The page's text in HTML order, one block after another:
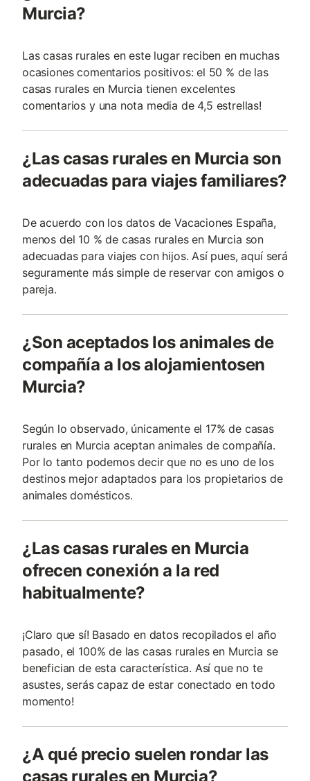
Murcia?
Las casas rurales en este lugar reciben en muchas
ocasiones comentarios positivos: el 50 % de las
casas rurales en Murcia tienen excelentes
comentarios y una nota media de 4,5 estrellas!
¿Las casas rurales en Murcia son
adecuadas para viajes familiares?
De acuerdo con los datos de Vacaciones España,
menos del 10 % de casas rurales en Murcia son
adecuadas para viajes con hijos. Así pues, aquí será
seguramente más simple de reservar con amigos o
pareja.
¿Son aceptados los animales de
compañía a los alojamientosen
Murcia?
Según lo observado, únicamente el 17% de casas
rurales en Murcia aceptan animales de compañía.
Por lo tanto podemos decir que no es uno de los
destinos mejor adaptados para los propietarios de
animales domésticos.
¿Las casas rurales en Murcia
ofrecen conexión a la red
habitualmente?
¡Claro que sí! Basado en datos recopilados el año
pasado, el 100% de las casas rurales en Murcia se
benefician de esta característica. Así que no te
asustes, serás capaz de estar conectado en todo
momento!
¿A qué precio suelen rondar las
casas rurales en Murcia?